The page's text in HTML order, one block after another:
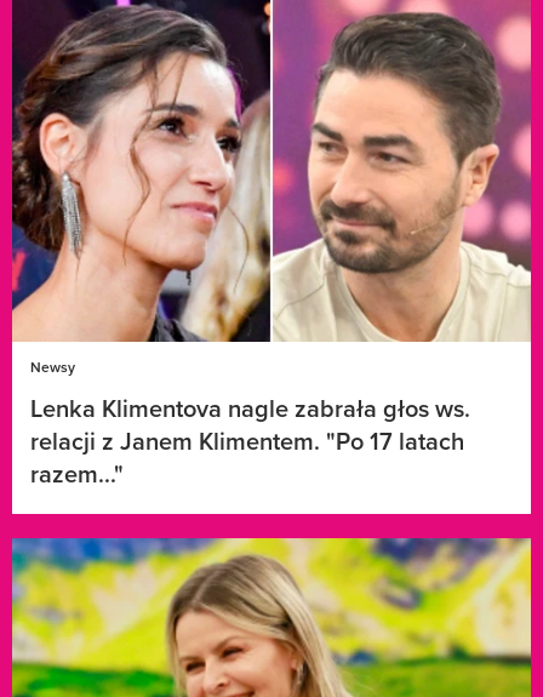
Newsy
Lenka Klimentova nagle zabrała głos ws.
relacji z Janem Klimentem. "Po 17 latach
razem..."